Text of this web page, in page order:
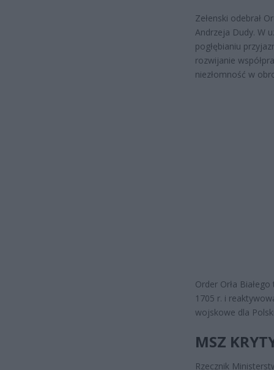
Zełenski odebrał
Andrzeja Dudy. W
pogłębianiu
rozwijanie
niezłomność w
Order Orła
1705 r. i
wojskowe dla
MSZ
Rzecznik